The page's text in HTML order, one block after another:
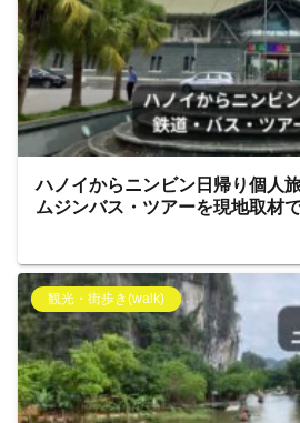
ハノイからニンビン日帰り個人
ムジンバス・ツアーを現地取材
観光・街歩き(walk)